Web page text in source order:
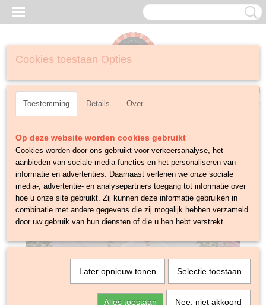
Inloggen Registreren
Cookies toestaan Opties
Toestemming Details Over
Op deze website worden cookies gebruikt
Cookies worden door ons gebruikt voor verkeersanalyse, het
aanbieden van sociale media-functies en het personaliseren van
informatie en advertenties. Daarnaast verlenen we onze sociale
media-, advertentie- en analysepartners toegang tot informatie over
hoe u onze site gebruikt. Zij kunnen deze informatie gebruiken in
combinatie met andere gegevens die zij mogelijk hebben verzameld
door uw gebruik van hun diensten of die u hen hebt verstrekt.
Later opnieuw tonen Selectie toestaan
Alles toestaan Nee, niet akkoord